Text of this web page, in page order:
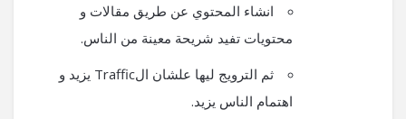
انشاء المحتوي عن طريق مقالات و
محتويات تفيد شريحة معينة من الناس.
ثم الترويج ليها علشان الTraffic يزيد و
اهتمام الناس يزيد.